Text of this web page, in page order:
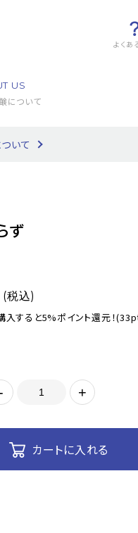
よくあ
US
について
いて
ず
(税込)
入すると5%ポイント還元！
+
カートに入れる